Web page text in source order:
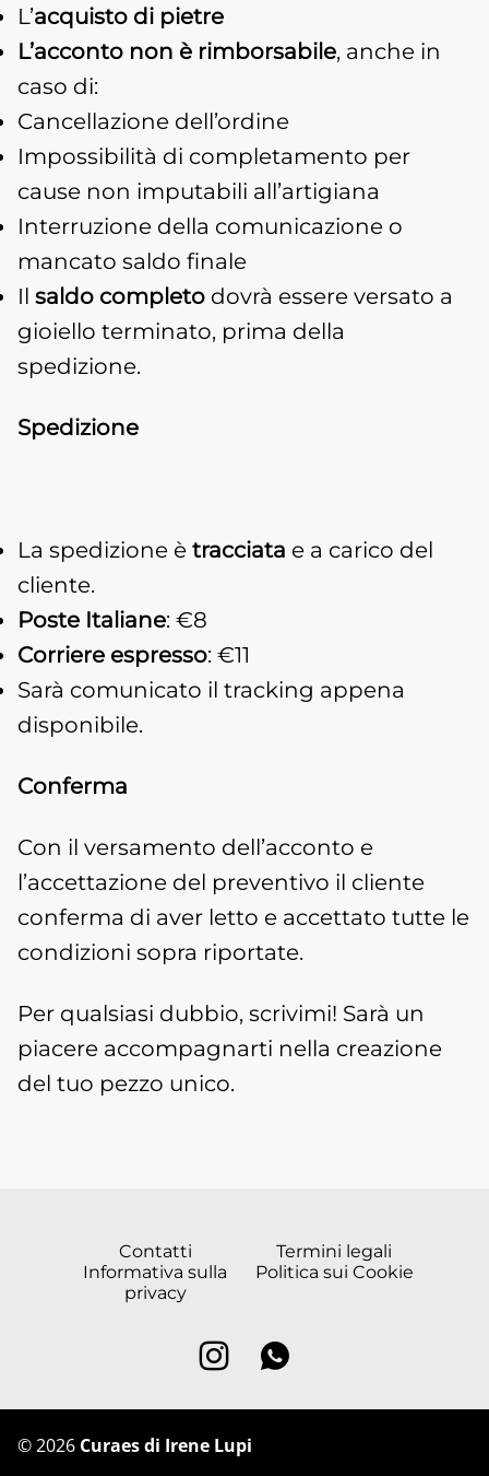
L’acquisto di pietre
L’acconto non è rimborsabile, anche in
caso di:
Cancellazione dell’ordine
Impossibilità di completamento per
cause non imputabili all’artigiana
Interruzione della comunicazione o
mancato saldo finale
Il saldo completo dovrà essere versato a
gioiello terminato, prima della
spedizione.
Spedizione
La spedizione è tracciata e a carico del
cliente.
Poste Italiane: €8
Corriere espresso: €11
Sarà comunicato il tracking appena
disponibile.
Conferma
Con il versamento dell’acconto e
l’accettazione del preventivo il cliente
conferma di aver letto e accettato tutte le
condizioni sopra riportate.
Per qualsiasi dubbio, scrivimi! Sarà un
piacere accompagnarti nella creazione
del tuo pezzo unico.
Contatti
Termini legali
Informativa sulla
privacy
Politica sui Cookie
©2026 Curaes di Irene Lupi